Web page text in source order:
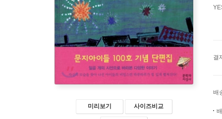
미리보기 사이즈비교
결
배